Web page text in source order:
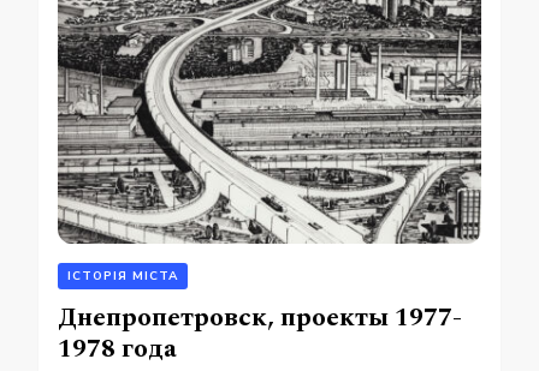
ІСТОРІЯ МІСТА
Днепропетровск, проекты 1977-
1978 года